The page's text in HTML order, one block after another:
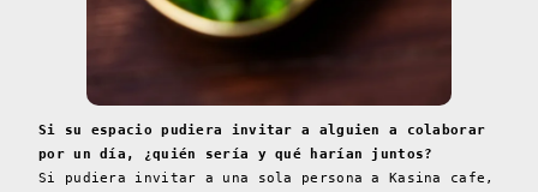
Si su espacio pudiera invitar a alguien a colaborar
por un día, ¿quién sería y qué harían juntos?
Si pudiera invitar a una sola persona a Kasina cafe,